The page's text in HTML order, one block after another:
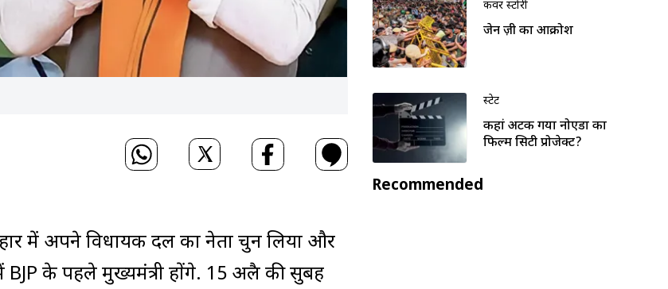
में अपने विधायक दल का नेता चुन लिया और
के पहले मुख्यमंत्री होंगे. 15 अप्रैल की सुबह
कवर स्टोरी
जेन ज़ी का आक्रोश
स्टेट
कहां अटक गया नोएडा का
फिल्म सिटी प्रोजेक्ट?
Recommended